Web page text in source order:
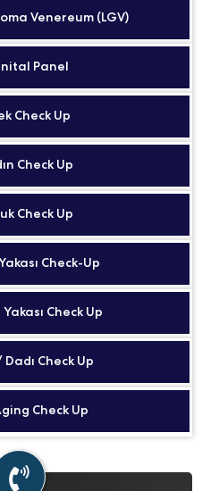
Venereum (LGV)
Panel
Check Up
Check Up
Check Up
Check-Up
Check Up
Dadı Check Up
Check Up